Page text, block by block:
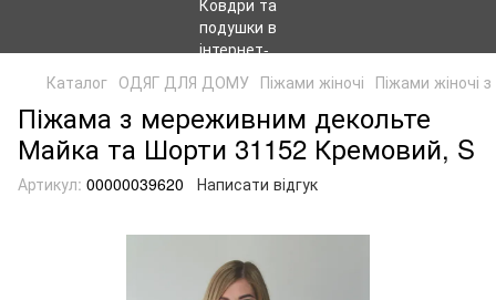
Каталог ОДЯГ ДЛЯ ДОМУ Піжами жіночі Піжами жіночі
Піжама з мереживним декольте
Майка та Шорти 31152 Кремовий, S
Артикул: 00000039620 Написати відгук